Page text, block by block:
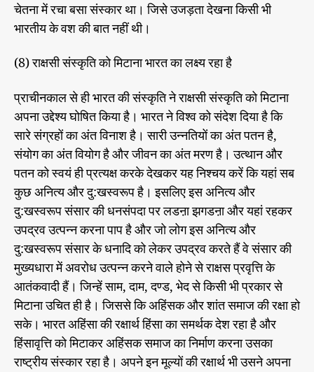
चेतना में रचा बसा संस्कार था। जिसे उजड़ता देखना किसी भी
भारतीय के वश की बात नहीं थी।
(8) राक्षसी संस्कृति को मिटाना भारत का लक्ष्य रहा है
प्राचीनकाल से ही भारत की संस्कृति ने राक्षसी संस्कृति को मिटाना
अपना उद्देश्य घोषित किया है। भारत ने विश्व को संदेश दिया है कि
सारे संग्रहों का अंत विनाश है। सारी उन्नतियों का अंत पतन है,
संयोग का अंत वियोग है और जीवन का अंत मरण है। उत्थान और
पतन को स्वयं ही प्रत्यक्ष करके देखकर यह निश्चय करें कि यहां सब
कुछ अनित्य और दु:खस्वरूप है। इसलिए इस अनित्य और
दु:खस्वरूप संसार की धनसंपदा पर लडऩा झगडऩा और यहां रहकर
उपद्रव उत्पन्न करना पाप है और जो लोग इस अनित्य और
दु:खस्वरूप संसार के धनादि को लेकर उपद्रव करते हैं वे संसार की
मुख्यधारा में अवरोध उत्पन्न करने वाले होने से राक्षस प्रवृत्ति के
आतंकवादी हैं। जिन्हें साम, दाम, दण्ड, भेद से किसी भी प्रकार से
मिटाना उचित ही है। जिससे कि अहिंसक और शांत समाज की रक्षा हो
सके। भारत अहिंसा की रक्षार्थ हिंसा का समर्थक देश रहा है और
हिंसावृत्ति को मिटाकर अहिंसक समाज का निर्माण करना उसका
राष्ट्रीय संस्कार रहा है। अपने इन मूल्यों की रक्षार्थ भी उसने अपना